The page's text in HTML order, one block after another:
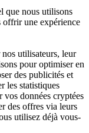
que nous utilisons
offrir une expérience
utilisateurs, leur
pour optimiser en
des publicités et
les statistiques
données cryptées
des offres via leurs
utilisez déjà vous-